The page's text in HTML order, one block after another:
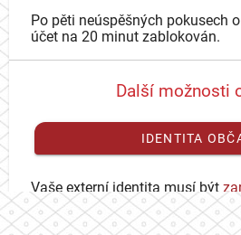
Po pěti neúspěšných pokusech
účet na 20 minut zablokován.
Další možnosti
IDENTITA
Vaše externí identita musí být
se mohli přihlásit ke svému CAS